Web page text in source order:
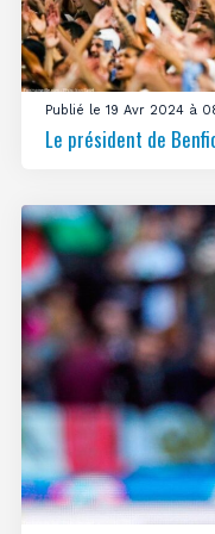
Publié le 19 Avr 2024 à
Le président de